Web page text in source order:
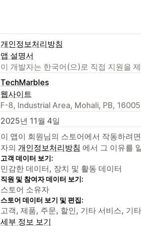
개인정보처리방침
앱 설명서
이 개발자는 한국어(으)로 직접 지원을
TechMarbles
웹사이트
F-8, Industrial Area, Mohali, PB,
2025년 11월 4일
이 앱이 회원님의 스토어에서 작동하려
자의 개인정보처리방침 에서 그 이유를
고객 데이터 보기:
민감한 데이터, 장치 및 활동 데이터
직원 및 참여자 데이터 보기:
스토어 소유자
스토어 데이터 보기 및 편집:
고객, 제품, 주문, 할인, 기타 서비스, 기
세부 정보 보기